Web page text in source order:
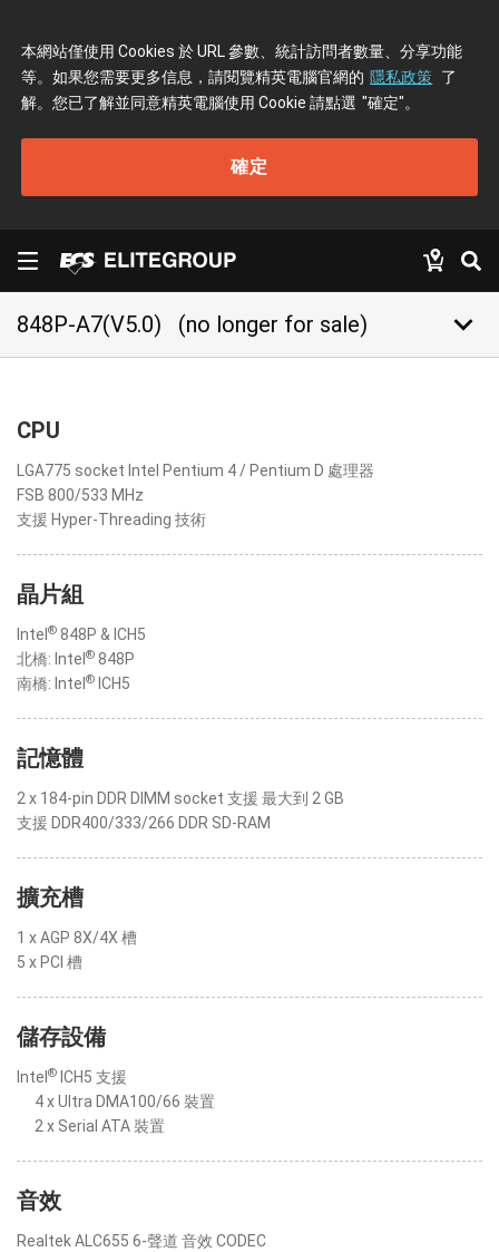
本網站僅使用 Cookies 於 URL 參數、統計訪問者數量、分享功能
等。如果您需要更多信息，請閱覽精英電腦官網的 隱私政策 了
解。您已了解並同意精英電腦使用 Cookie 請點選 "確定"。
確定
848P-A7(V5.0) (no longer for sale) keyboard_arrow_down
CPU
LGA775 socket Intel Pentium 4 / Pentium D 處理器
FSB 800/533 MHz
支援 Hyper-Threading 技術
晶片組
Intel ® 848P & ICH5
北橋: Intel ® 848P
南橋: Intel ® ICH5
記憶體
2 x 184-pin DDR DIMM socket 支援 最大到 2 GB
支援 DDR400/333/266 DDR SD-RAM
擴充槽
1 x AGP 8X/4X 槽
5 x PCI 槽
儲存設備
Intel ® ICH5 支援
4 x Ultra DMA100/66 裝置
2 x Serial ATA 裝置
音效
Realtek ALC655 6-聲道 音效 CODEC